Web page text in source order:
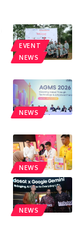
EVENT
NEWS
NEWS
NEWS
NEWS